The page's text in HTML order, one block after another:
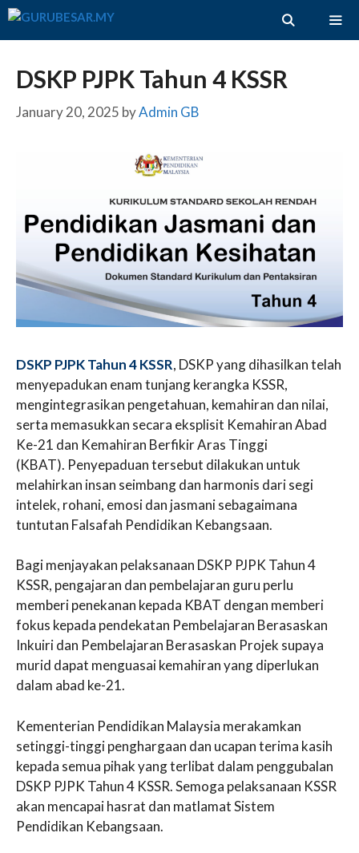
Skip
DSKP PJPK Tahun 4 KSSR
January 20, 2025 byAdmin GB
DSKP PJPK Tahun 4 KSSR, DSKP yang dihasilkan telah
menyepadukan enam tunjang kerangka KSSR,
mengintegrasikan pengetahuan, kemahiran dan nilai,
serta memasukkan secara eksplisit Kemahiran Abad
Ke-21 dan Kemahiran Berfikir Aras Tinggi
(KBAT). Penyepaduan tersebut dilakukan untuk
melahirkan insan seimbang dan harmonis dari segi
intelek, rohani, emosi dan jasmani sebagaimana
tuntutan Falsafah Pendidikan Kebangsaan.
Bagi menjayakan pelaksanaan DSKP PJPK Tahun 4
KSSR, pengajaran dan pembelajaran guru perlu
memberi penekanan kepada KBAT dengan memberi
fokus kepada pendekatan Pembelajaran Berasaskan
Inkuiri dan Pembelajaran Berasaskan Projek supaya
murid dapat menguasai kemahiran yang diperlukan
dalam abad ke-21.
Kementerian Pendidikan Malaysia merakamkan
setinggi-tinggi penghargaan dan ucapan terima kasih
kepada semua pihak yang terlibat dalam penggubalan
DSKP PJPK Tahun 4 KSSR. Semoga pelaksanaan KSSR
akan mencapai hasrat dan matlamat Sistem
Pendidikan Kebangsaan.